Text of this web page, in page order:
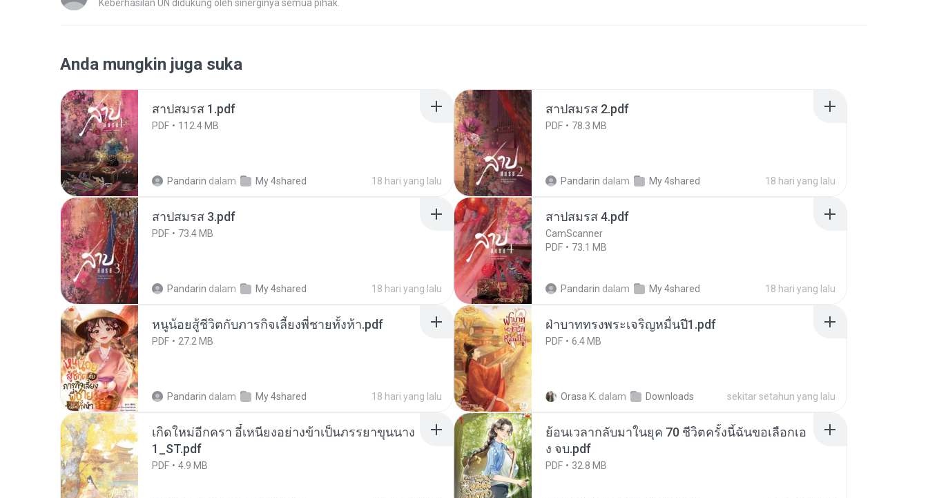
Keberhasilan UN didukung oleh sinerginya semua pihak.
Anda mungkin juga suka
สาปสมรส 1.pdf
PDF 112.4 MB
Pandarin dalam My 4shared 18 hari yang lalu
สาปสมรส 2.pdf
PDF 78.3 MB
Pandarin dalam My 4shared 18 hari yang lalu
สาปสมรส 3.pdf
PDF 73.4 MB
Pandarin dalam My 4shared 18 hari yang lalu
สาปสมรส 4.pdf
CamScanner
PDF
73.1 MB
Pandarin dalam My 4shared 18 hari yang lalu
หนูน้อยสู้ชีวิตกับภารกิจเลี้ยงพี่ชายทั้งห้า.pdf
PDF 27.2 MB
Pandarin dalam My 4shared 18 hari yang lalu
ฝ่าบาททรงพระเจริญหมื่นปี1.pdf
PDF 6.4 MB
Orasa K. dalam Downloads sekitar setahun yang lalu
เกิดใหม่อีกครา อี๋เหนียงอย่างข้าเป็นภรรยาขุนนาง
1_ST.pdf
PDF 4.9 MB
ย้อนเวลากลับมาในยุค 70 ชีวิตครั้งนี้ฉันขอเลือกเอ
ง จบ.pdf
PDF 32.8 MB